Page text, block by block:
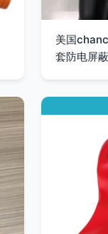
美国
套防电屏